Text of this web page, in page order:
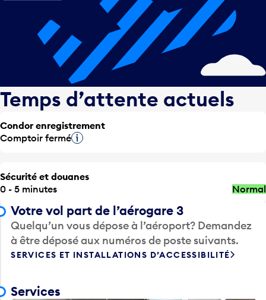
Temps d’attente actuels
Condor enregistrement
Comptoir ferméInfobulle
Sécurité et douanes
0 - 5 minutes
Normal
Votre vol part de l’aérogare 3
Quelqu’un vous dépose à l’aéroport? Demandez
à être déposé aux numéros de poste suivants.
SERVICES ET INSTALLATIONS D’ACCESSIBILITÉ
Services